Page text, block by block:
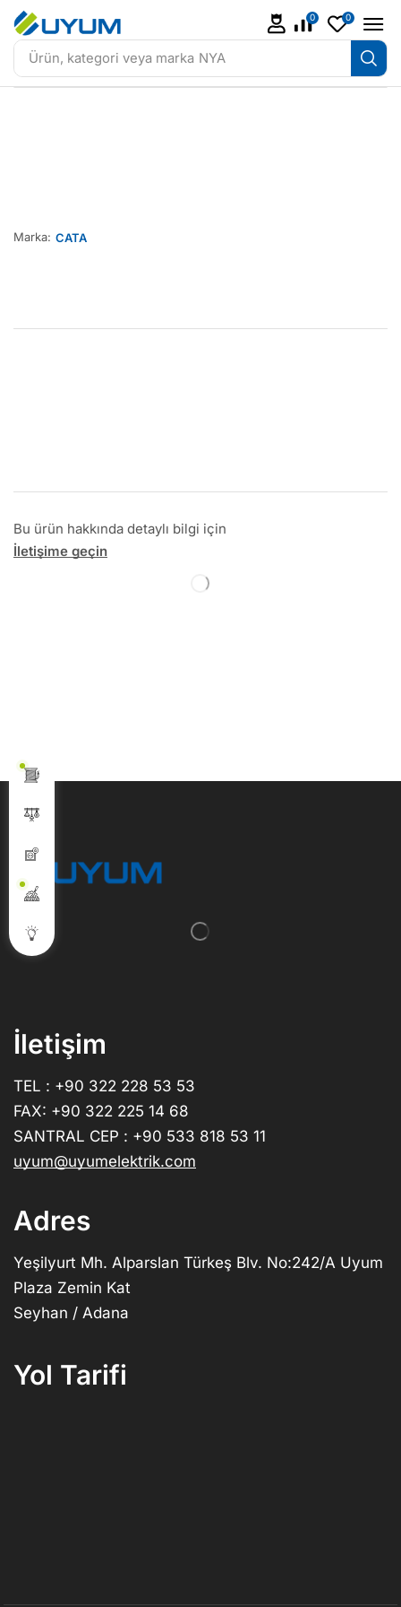
Ürün, kategori veya marka NYA
0 0
Marka: CATA
Bu ürün hakkında detaylı bilgi için
İletişime geçin
İletişim
TEL : +90 322 228 53 53
FAX: +90 322 225 14 68
SANTRAL CEP : +90 533 818 53 11
uyum@uyumelektrik.com
Adres
Yeşilyurt Mh. Alparslan Türkeş Blv. No:242/A Uyum
Plaza Zemin Kat
Seyhan / Adana
Yol Tarifi